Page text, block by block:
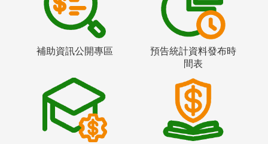
補助資訊公開專區
預告統計資料發布時
間表